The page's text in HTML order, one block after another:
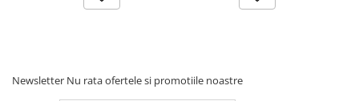
Newsletter Nu rata ofertele si promotiile noastre